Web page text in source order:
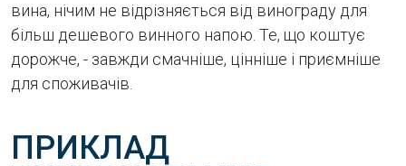
вина, нічим не відрізняється від винограду для
більш дешевого винного напою. Те, що коштує
дорожче, - завжди смачніше, цінніше і приємніше
для споживачів.
ПРИКЛАД